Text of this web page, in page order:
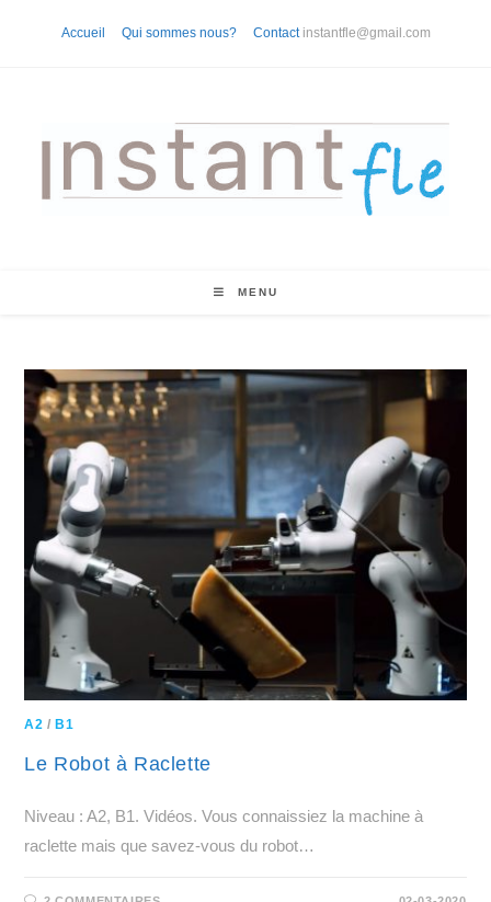
Accueil Qui sommes nous? Contact instantfle@gmail.com
MENU
A2 / B1
Le Robot à Raclette
Niveau : A2, B1. Vidéos. Vous connaissiez la machine à
raclette mais que savez-vous du robot…